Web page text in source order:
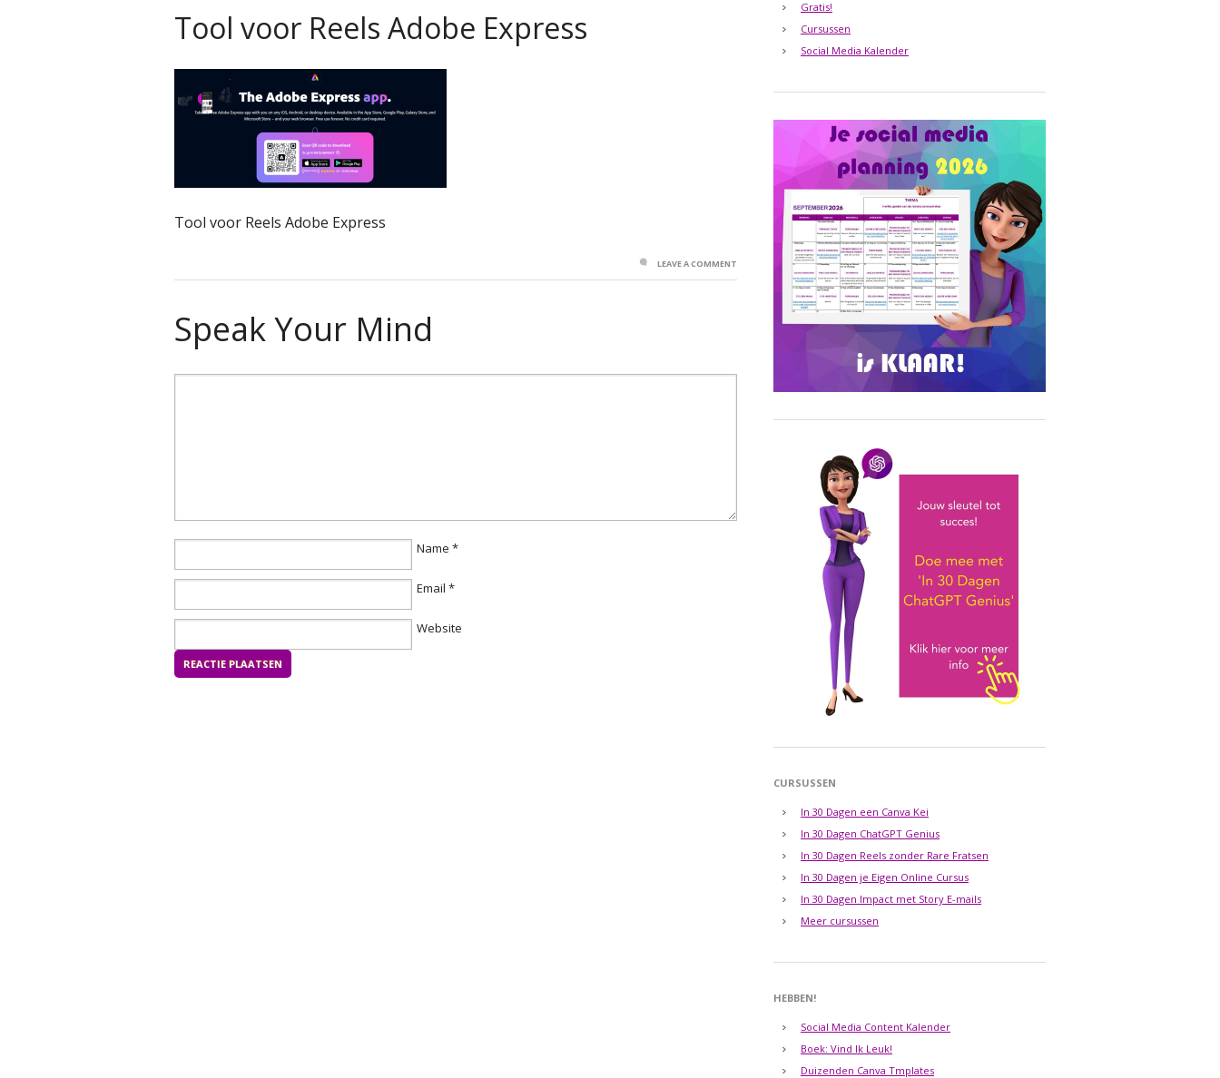
Tool voor Reels Adobe Express
Tool voor Reels Adobe Express
LEAVE A COMMENT
Speak Your Mind
Name *
Email *
Website
Gratis!
Cursussen
Social Media Kalender
CURSUSSEN
In 30 Dagen een Canva Kei
In 30 Dagen ChatGPT Genius
In 30 Dagen Reels zonder Rare Fratsen
In 30 Dagen je Eigen Online Cursus
In 30 Dagen Impact met Story E-mails
Meer cursussen
HEBBEN!
Social Media Content Kalender
Boek: Vind Ik Leuk!
Duizenden Canva Tmplates